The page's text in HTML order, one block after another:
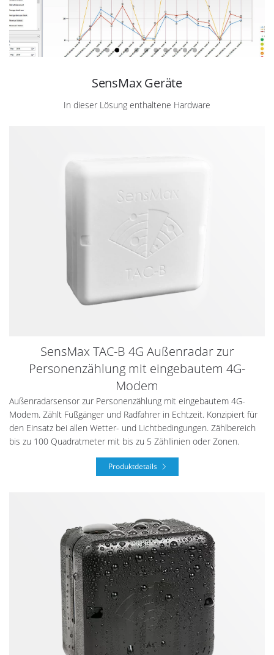
SensMax Geräte
In dieser Lösung enthaltene Hardware
SensMax TAC-B 4G Außenradar zur
Personenzählung mit eingebautem 4G-
Modem
Außenradarsensor zur Personenzählung mit eingebautem 4G-
Modem. Zählt Fußgänger und Radfahrer in Echtzeit. Konzipiert für
den Einsatz bei allen Wetter- und Lichtbedingungen. Zählbereich
bis zu 100 Quadratmeter mit bis zu 5 Zähllinien oder Zonen.
Produktdetails